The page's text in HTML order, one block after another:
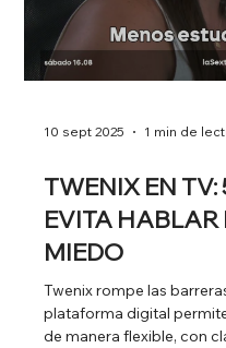
SALIR EN
CLAVE PARA
herramienta estratégica
cuando una empresa se
internacional, la
generar confianza, atraer
reputación. Este es el
que está creciendo más
expansión en